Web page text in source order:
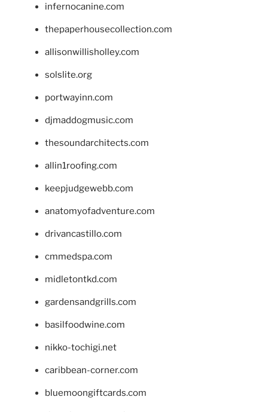
infernocanine.com
thepaperhousecollection.com
allisonwillisholley.com
solslite.org
portwayinn.com
djmaddogmusic.com
thesoundarchitects.com
allin1roofing.com
keepjudgewebb.com
anatomyofadventure.com
drivancastillo.com
cmmedspa.com
midletontkd.com
gardensandgrills.com
basilfoodwine.com
nikko-tochigi.net
caribbean-corner.com
bluemoongiftcards.com